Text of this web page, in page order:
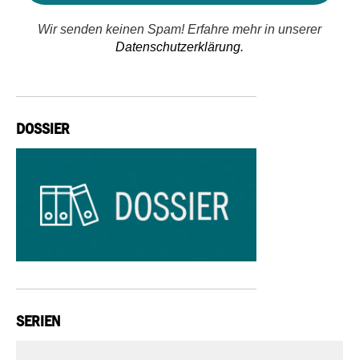
Wir senden keinen Spam! Erfahre mehr in unserer
Datenschutzerklärung.
DOSSIER
SERIEN